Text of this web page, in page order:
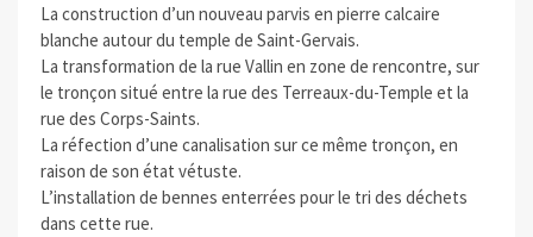
La construction d’un nouveau parvis en pierre calcaire
blanche autour du temple de Saint-Gervais.
La transformation de la rue Vallin en zone de rencontre, sur
le tronçon situé entre la rue des Terreaux-du-Temple et la
rue des Corps-Saints.
La réfection d’une canalisation sur ce même tronçon, en
raison de son état vétuste.
L’installation de bennes enterrées pour le tri des déchets
dans cette rue.